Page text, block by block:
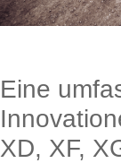
Eine
XD, XF,